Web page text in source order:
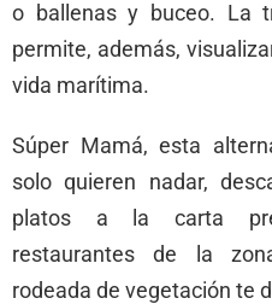
o ballenas y buceo. La
permite, además,
vida marítima.
Súper Mamá, esta
solo quieren nadar,
platos a la carta
restaurantes de la
rodeada de vegetación te